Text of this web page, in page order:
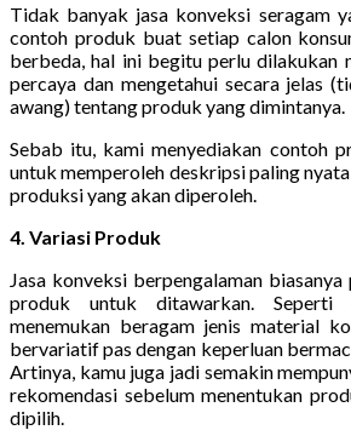
Tidak banyak jasa konveksi seragam
contoh produk buat setiap calon
berbeda, hal ini begitu perlu dilakukan
percaya dan mengetahui secara jelas
awang) tentang produk yang dimintanya.
Sebab itu, kami menyediakan contoh
untuk memperoleh deskripsi paling
produksi yang akan diperoleh.
4. Variasi Produk
Jasa konveksi berpengalaman
produk untuk ditawarkan. Seperti
menemukan beragam jenis material
bervariatif pas dengan keperluan
Artinya, kamu juga jadi semakin
rekomendasi sebelum menentukan
dipilih.